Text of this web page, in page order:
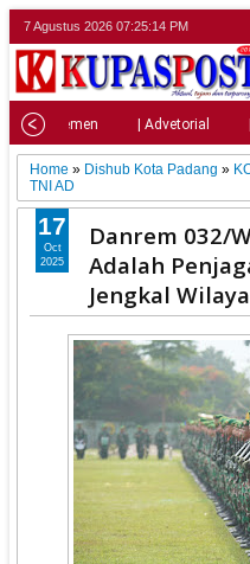
7 Agustus 2026 07:25:16 PM
| Parlemen | Advetorial
Home » Dishub Kota Padang »
TNI AD
Danrem 032/
Adalah
Jengkal
17
Oct
2025